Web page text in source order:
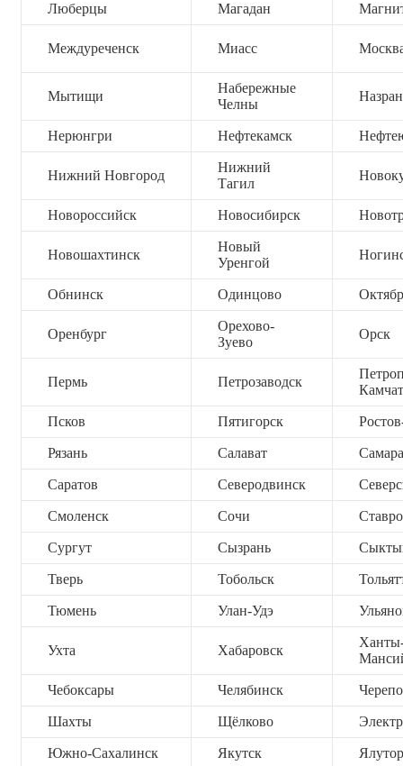
Люберцы Магадан
Междуреченск Миасс
Мытищи
Набережные
Челны
Нерюнгри Нефтекамск
Нижний Новгород
Нижний
Тагил
Новороссийск Новосибирск
Новошахтинск
Новый
Уренгой
Обнинск Одинцово
Оренбург
Орехово-
Зуево
Орск
Пермь Петрозаводск
Псков Пятигорск
Рязань Салават Самара
Саратов Северодвинск
Смоленск Сочи
Сургут Сызрань
Тверь Тобольск
Тюмень Улан-Удэ
Ухта Хабаровск
Чебоксары Челябинск
Шахты Щёлково
Южно-Сахалинск Якутск